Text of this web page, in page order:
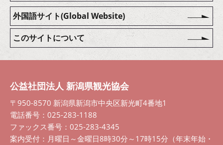
外国語サイト(Global Website)
このサイトについて
公益社団法人 新潟県観光協会
〒950-8570 新潟県新潟市中央区新光町4番地1
電話番号：025-283-1188
ファックス番号：025-283-4345
案内受付：月曜日～金曜日8時30分～17時15分（年末年始・